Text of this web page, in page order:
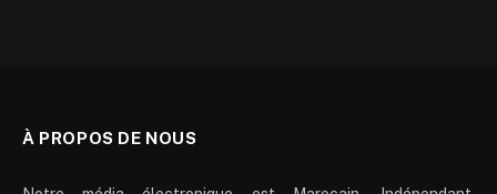
À PROPOS DE NOUS